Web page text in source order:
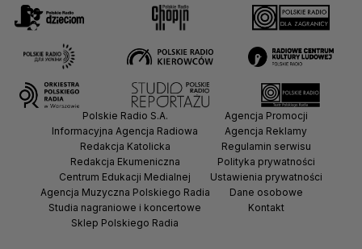
Polskie Radio S.A.
Informacyjna Agencja Radiowa
Redakcja Katolicka
Redakcja Ekumeniczna
Centrum Edukacji Medialnej
Agencja Muzyczna Polskiego Radia
Studia nagraniowe i koncertowe
Sklep Polskiego Radia
Agencja Promocji
Agencja Reklamy
Regulamin serwisu
Polityka prywatności
Ustawienia prywatności
Dane osobowe
Kontakt